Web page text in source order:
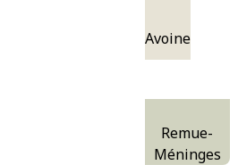
Avoine
Remue-
Méninges